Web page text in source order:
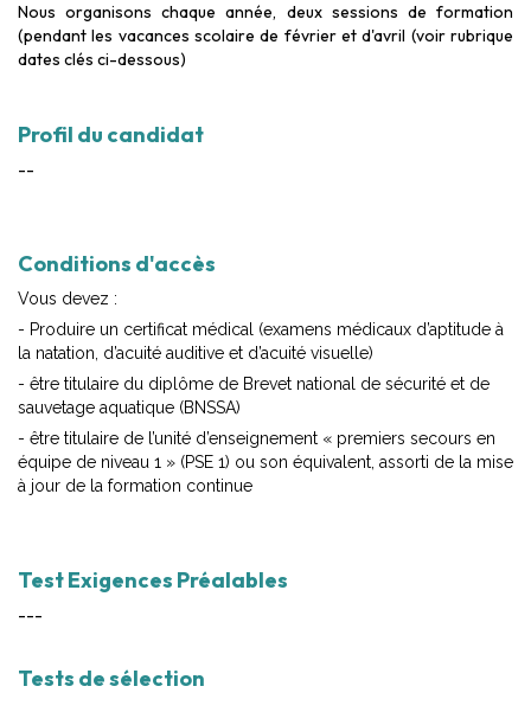
Nous organisons chaque année, deux sessions de formation
(pendant les vacances scolaire de février et d'avril (voir rubrique
dates clés ci-dessous)
Profil du candidat
--
Conditions d'accès
Vous devez :
- Produire un certificat médical (examens médicaux d’aptitude à
la natation, d’acuité auditive et d’acuité visuelle)
- être titulaire du diplôme de Brevet national de sécurité et de
sauvetage aquatique (BNSSA)
- être titulaire de l’unité d’enseignement « premiers secours en
équipe de niveau 1 » (PSE 1) ou son équivalent, assorti de la mise
à jour de la formation continue
Test Exigences Préalables
---
Tests de sélection